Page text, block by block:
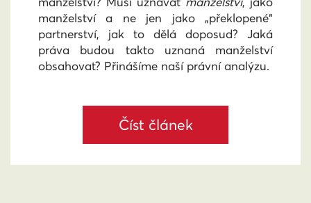
manželství a ne jen jako „překlopené“
partnerství, jak to dělá doposud? Jaká
práva budou takto uznaná manželství
obsahovat? Přinášíme naší právní analýzu.
Číst článek